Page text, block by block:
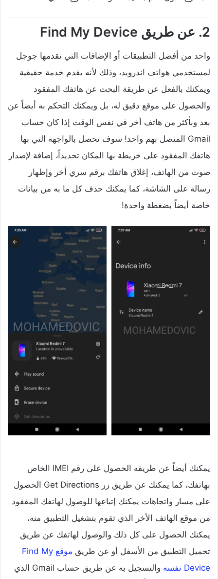
2. عن طريق Find My Device
واحد من أفضل التطبيقات أو الإضافات التي تقدمها جوجل
لمستخدمي هواتف اندرويد، وذلك لأنه يقدم خدمة حقيقية
ويمكنك بالفعل عن طريقة البحث عن هاتفك المفقود
والحصول على موقع دقيق له، بل ويمكنك التحكم به أيضاً عن
بعد وبأكثر من هاتف أخر في نفس الوقت إذا كان حساب
Gmail المتصل بهم واحد! سوف تحصل بالواجهة التي بها
هاتفك المفقود على خريطة بها المكان تحديداً، إضافة لإصدار
صوت من الهاتف، إغلاق هاتفك برقم سري أخر وإظهار
رسالة على الشاشة، كما يمكنك حذف كل ما به من بيانات
خاصة أيضاً بضغطة واحدة!
يمكنك أيضاً عن طريقه الحصول على رقم IMEI الخاص
بهاتفك، كما يمكنك عن طريق زر Get Directions الحصول
على مسار واتجاهات يمكنك إتباعها للوصول لهاتفك المفقود
من موقع الهاتف الأخر الذي تقوم بتشغيل التطبيق منه،
يمكنك الحصول على كل ذلك والوصول لهاتفك عن طريق
تحميل التطبيق من الأسفل أو عن طريق
موقع Find My
Device نفسه
والتسجيل به عن طريق حساب Gmail الذي